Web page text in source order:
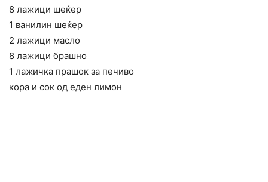
8 лажици шеќер
1 ванилин шеќер
2 лажици масло
8 лажици брашно
1 лажичка прашок за печиво
кора и сок од еден лимон